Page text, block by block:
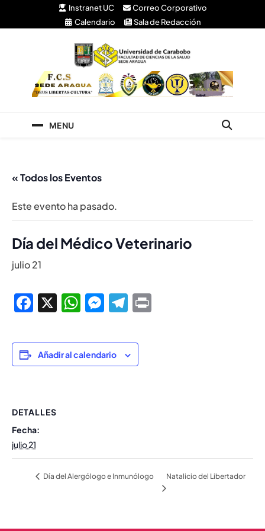
Instranet UC
Correo Corporativo
Calendario
Sala de Redacción
Facultad de Ciencias
Universidad de Carabobo Núcleo Aragua
MENU
« Todos los Eventos
Este evento ha pasado.
Día del Médico Veterinario
julio 21
Facebook
X WhatsApp
Messenger
Telegram
Añadir al calendario
DETALLES
Fecha:
julio 21
Día del Alergólogo e Inmunólogo Natalicio del Libertador